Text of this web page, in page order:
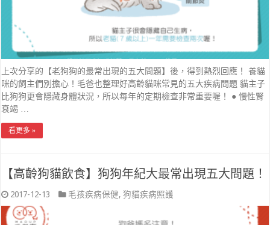
上次分享的【老狗狗的最常出現的五大問題】後，得到熱烈回應！ 養貓
咪的飼主們別擔心！毛爸也整理好高齡貓咪常見的五大疾病問題 貓主子
比狗狗更會隱藏身體狀況，所以每年的定期檢查非常重要喔！ ● 慢性腎
衰竭 …
看更多 »
【高齡狗貓飲食】狗狗年紀大最常出現五大問題！
2017-12-13 毛孩疾病保健,狗貓疾病照護